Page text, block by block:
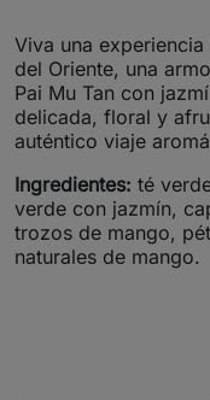
Viva una
del Oriente, una
Pai Mu Tan con
delicada, floral y
auténtico viaje
Ingredientes: té
verde con jazmín,
trozos de mango,
naturales de mango.